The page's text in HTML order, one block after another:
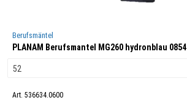
Berufsmäntel
PLANAM Berufsmantel MG260 hydronblau 0854
Art. 536634.0600